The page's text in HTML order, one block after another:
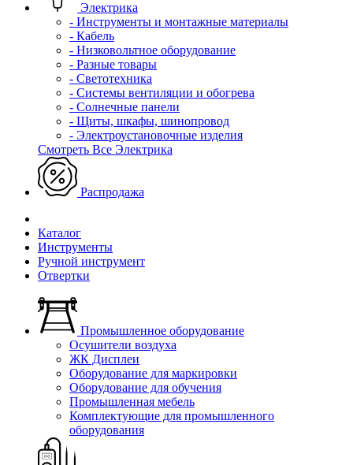
Электрика
- Инструменты и монтажные материалы
- Кабель
- Низковольтное оборудование
- Разные товары
- Светотехника
- Системы вентиляции и обогрева
- Солнечные панели
- Щиты, шкафы, шинопровод
- Электроустановочные изделия
Смотреть Все Электрика
Распродажа
Каталог
Инструменты
Ручной инструмент
Отвертки
Промышленное оборудование
Осушители воздуха
ЖК Дисплеи
Оборудование для маркировки
Оборудование для обучения
Промышленная мебель
Комплектующие для промышленного
оборудования